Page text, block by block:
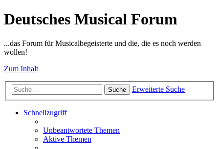
Deutsches Musical Forum
...das Forum für Musicalbegeisterte und die, die es noch werden
wollen!
Zum Inhalt
Suche Erweiterte Suche
Schnellzugriff
Unbeantwortete Themen
Aktive Themen